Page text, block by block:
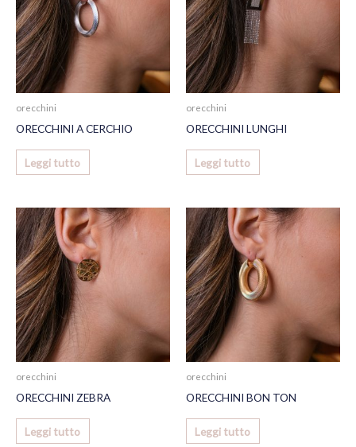
orecchini
ORECCHINI A CERCHIO
Leggi tutto
orecchini
ORECCHINI LUNGHI
Leggi tutto
orecchini
ORECCHINI ZEBRA
Leggi tutto
orecchini
ORECCHINI BON TON
Leggi tutto